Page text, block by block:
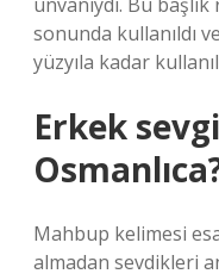
sonunda kullanıldı
yüzyıla kadar
Erkek
Mahbup kelimesi
almadan sevdikleri